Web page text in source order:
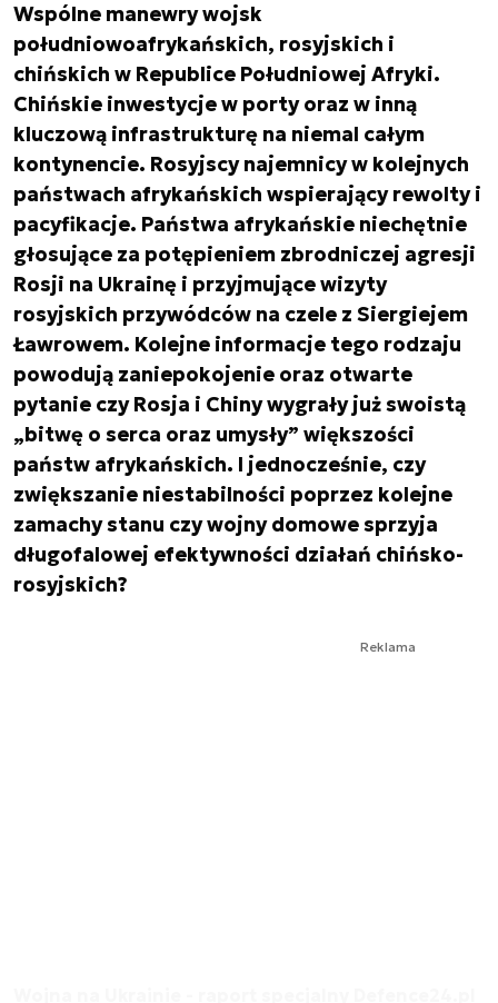
Wspólne manewry wojsk
południowoafrykańskich, rosyjskich i
chińskich w Republice Południowej Afryki.
Chińskie inwestycje w porty oraz w inną
kluczową infrastrukturę na niemal całym
kontynencie. Rosyjscy najemnicy w kolejnych
państwach afrykańskich wspierający rewolty i
pacyfikacje. Państwa afrykańskie niechętnie
głosujące za potępieniem zbrodniczej agresji
Rosji na Ukrainę i przyjmujące wizyty
rosyjskich przywódców na czele z Siergiejem
Ławrowem. Kolejne informacje tego rodzaju
powodują zaniepokojenie oraz otwarte
pytanie czy Rosja i Chiny wygrały już swoistą
„bitwę o serca oraz umysły” większości
państw afrykańskich. I jednocześnie, czy
zwiększanie niestabilności poprzez kolejne
zamachy stanu czy wojny domowe sprzyja
długofalowej efektywności działań chińsko-
rosyjskich?
Reklama